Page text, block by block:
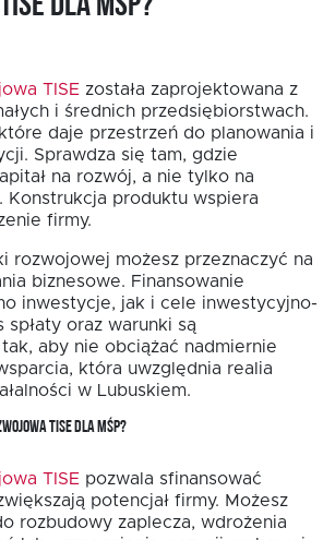
TISE została zaprojektowana z
i średnich przedsiębiorstwach.
daje przestrzeń do planowania i
Sprawdza się tam, gdzie
na rozwój, a nie tylko na
Konstrukcja produktu wspiera
firmy.
rozwojowej możesz przeznaczyć na
biznesowe. Finansowanie
inwestycje, jak i cele inwestycyjno-
oraz warunki są
aby nie obciążać nadmiernie
która uwzględnia realia
w Lubuskiem.
TISE DLA MŚP?
TISE pozwala sfinansować
potencjał firmy. Możesz
rozbudowy zaplecza, wdrożenia